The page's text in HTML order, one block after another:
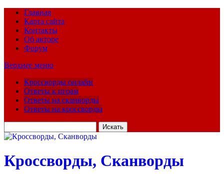
Главная
Карта сайта
Контакты
Об авторе
Форум
Верхнее меню
Кроссворды онлайн
Ответы к играм
Ответы на сканворды
Ответы на кроссворды
для:
Кроссворды, Сканворды